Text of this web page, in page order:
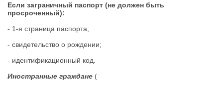
Если заграничный паспорт (не должен быть
просроченный):
- 1-я страница паспорта;
- свидетельство о рождении;
- идентификационный код.
Иностранные граждане (